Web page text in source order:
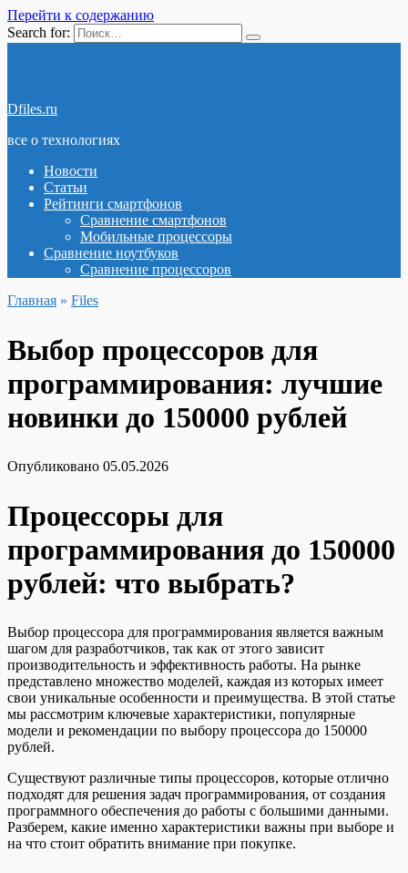
Перейти к содержанию
Search for:
Dfiles.ru
все о технологиях
Новости
Статьи
Рейтинги смартфонов
Сравнение смартфонов
Мобильные процессоры
Сравнение ноутбуков
Сравнение процессоров
Главная » Files
Выбор процессоров для
программирования: лучшие
новинки до 150000 рублей
Опубликовано 05.05.2026
Процессоры для
программирования до 150000
рублей: что выбрать?
Выбор процессора для программирования является важным
шагом для разработчиков, так как от этого зависит
производительность и эффективность работы. На рынке
представлено множество моделей, каждая из которых имеет
свои уникальные особенности и преимущества. В этой статье
мы рассмотрим ключевые характеристики, популярные
модели и рекомендации по выбору процессора до 150000
рублей.
Существуют различные типы процессоров, которые отлично
подходят для решения задач программирования, от создания
программного обеспечения до работы с большими данными.
Разберем, какие именно характеристики важны при выборе и
на что стоит обратить внимание при покупке.